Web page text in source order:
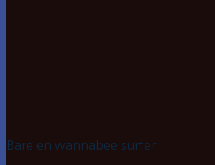
Bare en wannabee surfer